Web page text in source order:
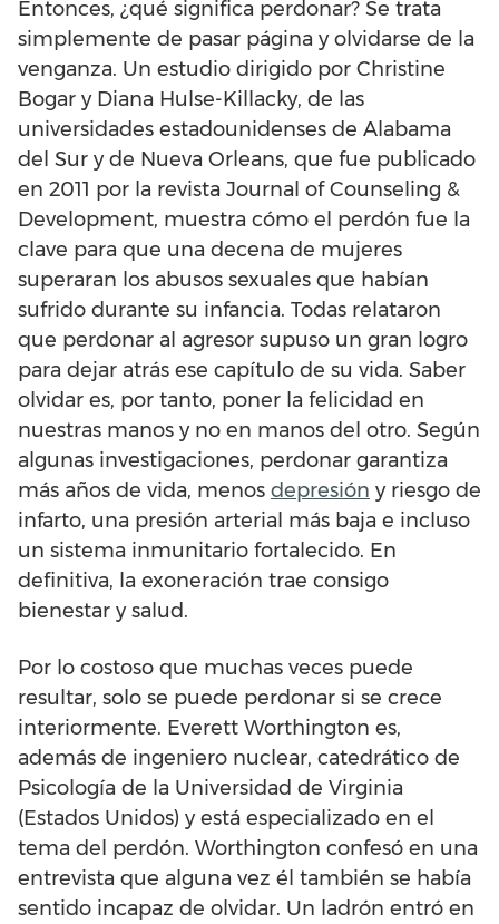
Entonces, ¿qué significa perdonar? Se trata
simplemente de pasar página y olvidarse de la
venganza. Un estudio dirigido por Christine
Bogar y Diana Hulse-Killacky, de las
universidades estadounidenses de Alabama
del Sur y de Nueva Orleans, que fue publicado
en 2011 por la revista Journal of Counseling &
Development, muestra cómo el perdón fue la
clave para que una decena de mujeres
superaran los abusos sexuales que habían
sufrido durante su infancia. Todas relataron
que perdonar al agresor supuso un gran logro
para dejar atrás ese capítulo de su vida. Saber
olvidar es, por tanto, poner la felicidad en
nuestras manos y no en manos del otro. Según
algunas investigaciones, perdonar garantiza
más años de vida, menos depresión y riesgo de
infarto, una presión arterial más baja e ­incluso
un sistema inmunitario fortalecido. En
definitiva, la exoneración trae consigo
bienestar y salud.
Por lo costoso que muchas veces puede
resultar, solo se puede perdonar si se crece
interiormente. Everett Worthington es,
además de ingeniero nuclear, catedrático de
Psicología de la Universidad de Virginia
(Estados Unidos) y está especializado en el
tema del perdón. Worthington confesó en una
entrevista que alguna vez él también se había
sentido incapaz de olvidar. Un ladrón entró en